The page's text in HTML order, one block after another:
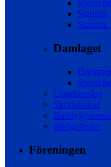
Statistik
Damlaget
Ungdomslag
Skridskokul
Bildgallerier
Föreningen